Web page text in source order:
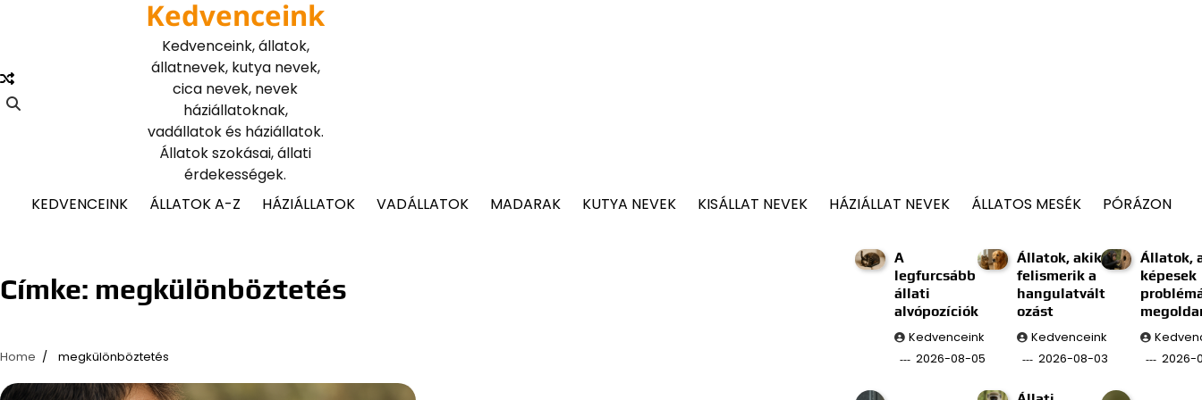
Kedvenceink
Kedvenceink, állatok,
állatnevek, kutya nevek,
cica nevek, nevek
háziállatoknak,
vadállatok és háziállatok.
Állatok szokásai, állati
érdekességek.
KEDVENCEINK
ÁLLATOK A-Z HÁZIÁLLATOK VADÁLLATOK MADARAK KUTYA NEVEK KISÁLLAT NEVEK HÁZIÁLLAT NEVEK ÁLLATOS MESÉK PÓRÁZON
Címke: megkülönböztetés
Home megkülönböztetés
A
legfurcsább
állati
alvópozíciók
Kedvenceink
2026-08-05
Állatok, akik
felismerik a
hangulatvált
ozást
Kedvenceink
2026-08-03
Állatok,
képesek
2026-